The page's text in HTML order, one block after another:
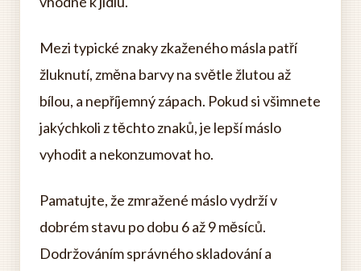
Mezi typické znaky zkaženého másla patří
žluknutí, změna barvy na světle žlutou až
bílou, a nepříjemný zápach. Pokud si všimnete
jakýchkoli z těchto znaků, je lepší máslo
vyhodit a nekonzumovat ho.
Pamatujte, že zmražené máslo vydrží v
dobrém stavu po dobu 6 až 9 měsíců.
Dodržováním správného skladování a